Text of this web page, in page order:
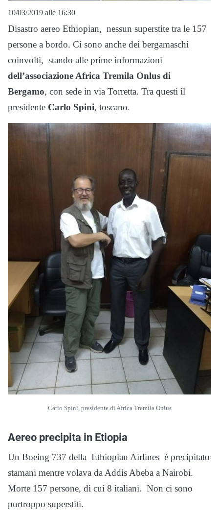
10/03/2019 alle 16:30
Disastro aereo Ethiopian, nessun superstite tra le 157
persone a bordo. Ci sono anche dei bergamaschi
coinvolti, stando alle prime informazioni
dell’associazione Africa Tremila Onlus di
Bergamo, con sede in via Torretta. Tra questi il
presidente Carlo Spini, toscano.
Carlo Spini, presidente di Africa Tremila Onlus
Aereo precipita in Etiopia
Un Boeing 737 della Ethiopian Airlines è precipitato
stamani mentre volava da Addis Abeba a Nairobi.
Morte 157 persone, di cui 8 italiani. Non ci sono
purtroppo superstiti.